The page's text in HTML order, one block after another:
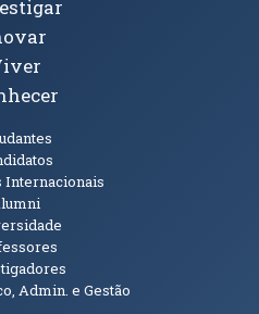
Internacionais
Admin. e Gestão